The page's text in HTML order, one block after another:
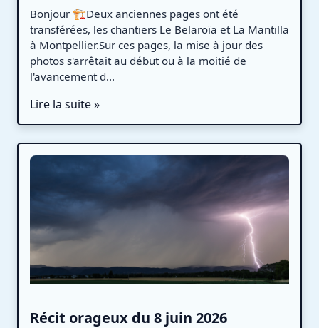
Bonjour 🏗️Deux anciennes pages ont été
transférées, les chantiers Le Belaroïa et La Mantilla
à Montpellier.Sur ces pages, la mise à jour des
photos s'arrêtait au début ou à la moitié de
l'avancement d...
Lire la suite »
Récit orageux du 8 juin 2026